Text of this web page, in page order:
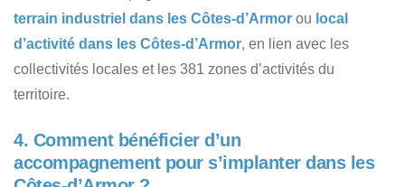
terrain industriel dans les Côtes-d’Armor ou local
d’activité dans les Côtes-d’Armor, en lien avec les
collectivités locales et les 381 zones d’activités du
territoire.
4. Comment bénéficier d’un
accompagnement pour s’implanter dans les